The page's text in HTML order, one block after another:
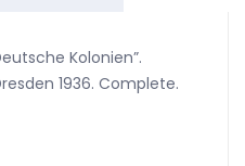
Kolonien”.
1936. Complete.